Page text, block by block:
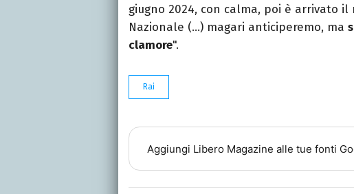
giugno 2024, con calma, poi è arrivato il
Nazionale (…) magari anticiperemo, ma
clamore".
Rai
Aggiungi Libero Magazine alle tue fonti